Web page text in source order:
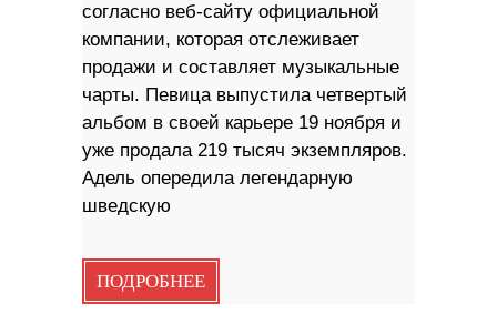
согласно веб-сайту официальной
компании, которая отслеживает
продажи и составляет музыкальные
чарты. Певица выпустила четвертый
альбом в своей карьере 19 ноября и
уже продала 219 тысяч экземпляров.
Адель опередила легендарную
шведскую
ПОДРОБНЕЕ